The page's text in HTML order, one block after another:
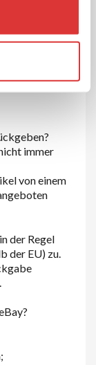
bestrebt, die
und ein
bei
immer
von einem
der Regel
der EU) zu.